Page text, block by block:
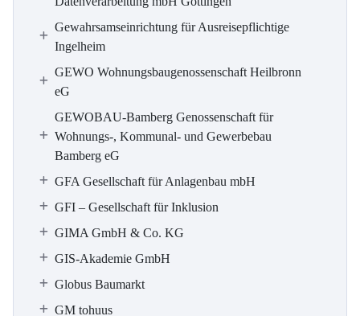
Gewahrsamseinrichtung für Ausreisepflichtige
Ingelheim
GEWO Wohnungsbaugenossenschaft Heilbronn
eG
GEWOBAU-Bamberg Genossenschaft für
Wohnungs-, Kommunal- und Gewerbebau
Bamberg eG
GFA Gesellschaft für Anlagenbau mbH
GFI – Gesellschaft für Inklusion
GIMA GmbH & Co. KG
GIS-Akademie GmbH
Globus Baumarkt
GM tohuus